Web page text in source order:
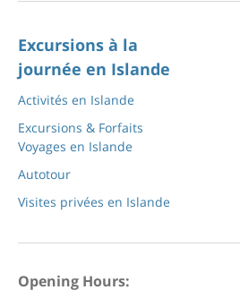
Excursions à la
journée en Islande
Activités en Islande
Excursions & Forfaits
Voyages en Islande
Autotour
Visites privées en Islande
Opening Hours: